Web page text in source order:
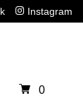
Instagram
0